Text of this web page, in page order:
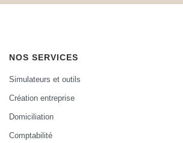
NOS SERVICES
Simulateurs et outils
Création entreprise
Domiciliation
Comptabilité